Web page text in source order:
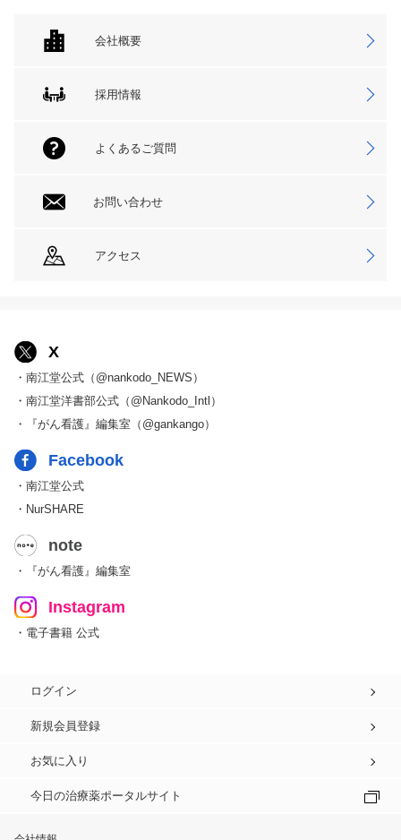
会社概要
採用情報
よくあるご質問
お問い合わせ
アクセス
X
・南江堂公式（@nankodo_NEWS）
・南江堂洋書部公式（@Nankodo_Intl）
・『がん看護』編集室（@gankango）
Facebook
・南江堂公式
・NurSHARE
note
・『がん看護』編集室
Instagram
・電子書籍 公式
ログイン
新規会員登録
お気に入り
今日の治療薬ポータルサイト